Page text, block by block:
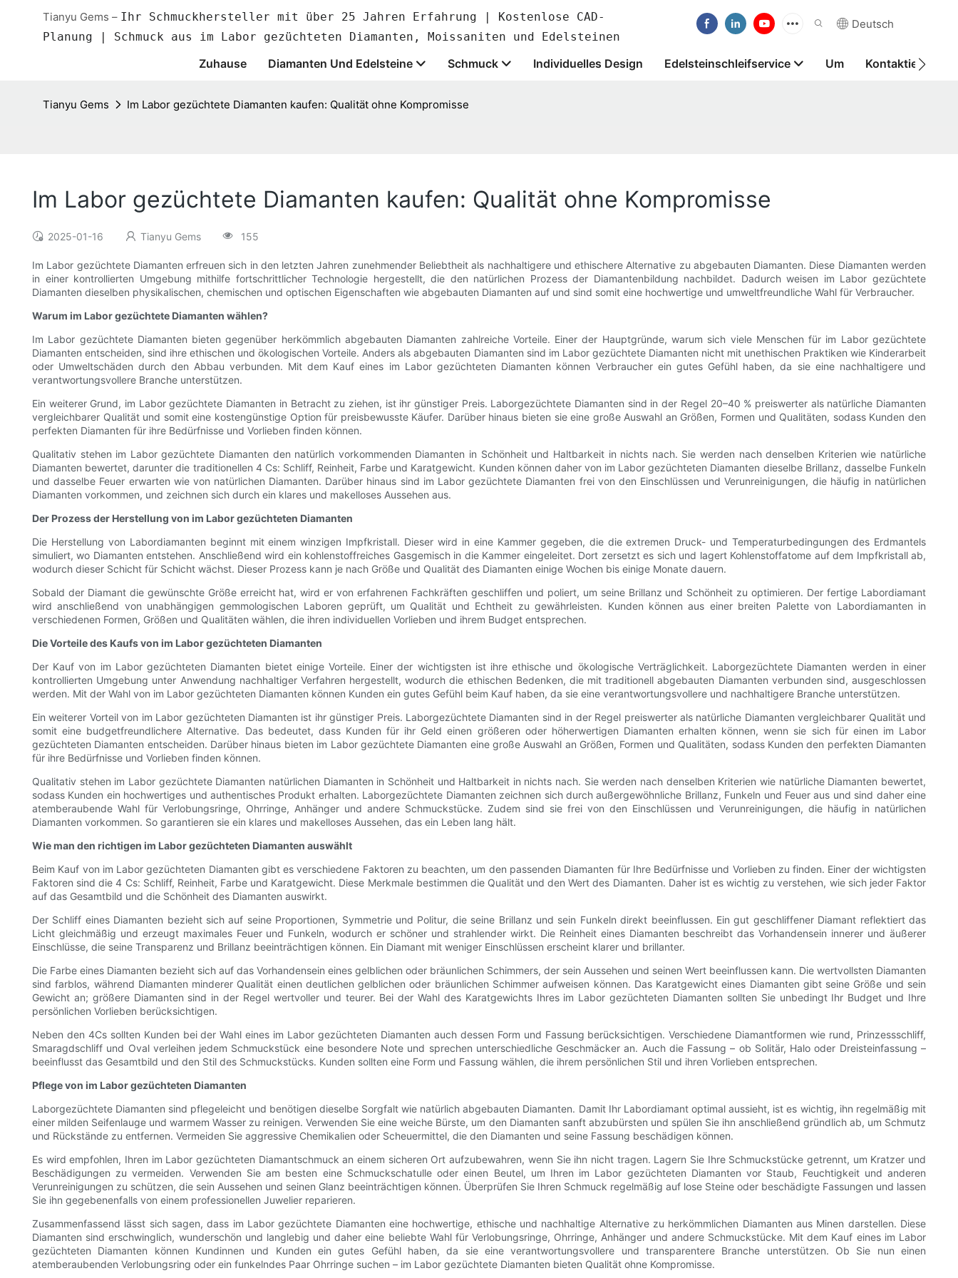
Tianyu Gems – Ihr Schmuckhersteller mit über 25 Jahren Erfahrung | Kostenlose CAD-
Planung | Schmuck aus im Labor gezüchteten Diamanten, Moissaniten und Edelsteinen
Deutsch
Zuhause Diamanten Und Edelsteine Schmuck Individuelles Design Edelsteinschleifservice Um Kontaktieren Sie
Tianyu Gems Im Labor gezüchtete Diamanten kaufen: Qualität ohne Kompromisse
Im Labor gezüchtete Diamanten kaufen: Qualität ohne Kompromisse
2025-01-16 Tianyu Gems 155
Im Labor gezüchtete Diamanten erfreuen sich in den letzten Jahren zunehmender Beliebtheit als nachhaltigere und ethischere Alternative zu abgebauten Diamanten. Diese Diamanten werden
in einer kontrollierten Umgebung mithilfe fortschrittlicher Technologie hergestellt, die den natürlichen Prozess der Diamantenbildung nachbildet. Dadurch weisen im Labor gezüchtete
Diamanten dieselben physikalischen, chemischen und optischen Eigenschaften wie abgebauten Diamanten auf und sind somit eine hochwertige und umweltfreundliche Wahl für Verbraucher.
Warum im Labor gezüchtete Diamanten wählen?
Im Labor gezüchtete Diamanten bieten gegenüber herkömmlich abgebauten Diamanten zahlreiche Vorteile. Einer der Hauptgründe, warum sich viele Menschen für im Labor gezüchtete
Diamanten entscheiden, sind ihre ethischen und ökologischen Vorteile. Anders als abgebauten Diamanten sind im Labor gezüchtete Diamanten nicht mit unethischen Praktiken wie Kinderarbeit
oder Umweltschäden durch den Abbau verbunden. Mit dem Kauf eines im Labor gezüchteten Diamanten können Verbraucher ein gutes Gefühl haben, da sie eine nachhaltigere und
verantwortungsvollere Branche unterstützen.
Ein weiterer Grund, im Labor gezüchtete Diamanten in Betracht zu ziehen, ist ihr günstiger Preis. Laborgezüchtete Diamanten sind in der Regel 20–40 % preiswerter als natürliche Diamanten
vergleichbarer Qualität und somit eine kostengünstige Option für preisbewusste Käufer. Darüber hinaus bieten sie eine große Auswahl an Größen, Formen und Qualitäten, sodass Kunden den
perfekten Diamanten für ihre Bedürfnisse und Vorlieben finden können.
Qualitativ stehen im Labor gezüchtete Diamanten den natürlich vorkommenden Diamanten in Schönheit und Haltbarkeit in nichts nach. Sie werden nach denselben Kriterien wie natürliche
Diamanten bewertet, darunter die traditionellen 4 Cs: Schliff, Reinheit, Farbe und Karatgewicht. Kunden können daher von im Labor gezüchteten Diamanten dieselbe Brillanz, dasselbe Funkeln
und dasselbe Feuer erwarten wie von natürlichen Diamanten. Darüber hinaus sind im Labor gezüchtete Diamanten frei von den Einschlüssen und Verunreinigungen, die häufig in natürlichen
Diamanten vorkommen, und zeichnen sich durch ein klares und makelloses Aussehen aus.
Der Prozess der Herstellung von im Labor gezüchteten Diamanten
Die Herstellung von Labordiamanten beginnt mit einem winzigen Impfkristall. Dieser wird in eine Kammer gegeben, die die extremen Druck- und Temperaturbedingungen des Erdmantels
simuliert, wo Diamanten entstehen. Anschließend wird ein kohlenstoffreiches Gasgemisch in die Kammer eingeleitet. Dort zersetzt es sich und lagert Kohlenstoffatome auf dem Impfkristall ab,
wodurch dieser Schicht für Schicht wächst. Dieser Prozess kann je nach Größe und Qualität des Diamanten einige Wochen bis einige Monate dauern.
Sobald der Diamant die gewünschte Größe erreicht hat, wird er von erfahrenen Fachkräften geschliffen und poliert, um seine Brillanz und Schönheit zu optimieren. Der fertige Labordiamant
wird anschließend von unabhängigen gemmologischen Laboren geprüft, um Qualität und Echtheit zu gewährleisten. Kunden können aus einer breiten Palette von Labordiamanten in
verschiedenen Formen, Größen und Qualitäten wählen, die ihren individuellen Vorlieben und ihrem Budget entsprechen.
Die Vorteile des Kaufs von im Labor gezüchteten Diamanten
Der Kauf von im Labor gezüchteten Diamanten bietet einige Vorteile. Einer der wichtigsten ist ihre ethische und ökologische Verträglichkeit. Laborgezüchtete Diamanten werden in einer
kontrollierten Umgebung unter Anwendung nachhaltiger Verfahren hergestellt, wodurch die ethischen Bedenken, die mit traditionell abgebauten Diamanten verbunden sind, ausgeschlossen
werden. Mit der Wahl von im Labor gezüchteten Diamanten können Kunden ein gutes Gefühl beim Kauf haben, da sie eine verantwortungsvollere und nachhaltigere Branche unterstützen.
Ein weiterer Vorteil von im Labor gezüchteten Diamanten ist ihr günstiger Preis. Laborgezüchtete Diamanten sind in der Regel preiswerter als natürliche Diamanten vergleichbarer Qualität und
somit eine budgetfreundlichere Alternative. Das bedeutet, dass Kunden für ihr Geld einen größeren oder höherwertigen Diamanten erhalten können, wenn sie sich für einen im Labor
gezüchteten Diamanten entscheiden. Darüber hinaus bieten im Labor gezüchtete Diamanten eine große Auswahl an Größen, Formen und Qualitäten, sodass Kunden den perfekten Diamanten
für ihre Bedürfnisse und Vorlieben finden können.
Qualitativ stehen im Labor gezüchtete Diamanten natürlichen Diamanten in Schönheit und Haltbarkeit in nichts nach. Sie werden nach denselben Kriterien wie natürliche Diamanten bewertet,
sodass Kunden ein hochwertiges und authentisches Produkt erhalten. Laborgezüchtete Diamanten zeichnen sich durch außergewöhnliche Brillanz, Funkeln und Feuer aus und sind daher eine
atemberaubende Wahl für Verlobungsringe, Ohrringe, Anhänger und andere Schmuckstücke. Zudem sind sie frei von den Einschlüssen und Verunreinigungen, die häufig in natürlichen
Diamanten vorkommen. So garantieren sie ein klares und makelloses Aussehen, das ein Leben lang hält.
Wie man den richtigen im Labor gezüchteten Diamanten auswählt
Beim Kauf von im Labor gezüchteten Diamanten gibt es verschiedene Faktoren zu beachten, um den passenden Diamanten für Ihre Bedürfnisse und Vorlieben zu finden. Einer der wichtigsten
Faktoren sind die 4 Cs: Schliff, Reinheit, Farbe und Karatgewicht. Diese Merkmale bestimmen die Qualität und den Wert des Diamanten. Daher ist es wichtig zu verstehen, wie sich jeder Faktor
auf das Gesamtbild und die Schönheit des Diamanten auswirkt.
Der Schliff eines Diamanten bezieht sich auf seine Proportionen, Symmetrie und Politur, die seine Brillanz und sein Funkeln direkt beeinflussen. Ein gut geschliffener Diamant reflektiert das
Licht gleichmäßig und erzeugt maximales Feuer und Funkeln, wodurch er schöner und strahlender wirkt. Die Reinheit eines Diamanten beschreibt das Vorhandensein innerer und äußerer
Einschlüsse, die seine Transparenz und Brillanz beeinträchtigen können. Ein Diamant mit weniger Einschlüssen erscheint klarer und brillanter.
Die Farbe eines Diamanten bezieht sich auf das Vorhandensein eines gelblichen oder bräunlichen Schimmers, der sein Aussehen und seinen Wert beeinflussen kann. Die wertvollsten Diamanten
sind farblos, während Diamanten minderer Qualität einen deutlichen gelblichen oder bräunlichen Schimmer aufweisen können. Das Karatgewicht eines Diamanten gibt seine Größe und sein
Gewicht an; größere Diamanten sind in der Regel wertvoller und teurer. Bei der Wahl des Karatgewichts Ihres im Labor gezüchteten Diamanten sollten Sie unbedingt Ihr Budget und Ihre
persönlichen Vorlieben berücksichtigen.
Neben den 4Cs sollten Kunden bei der Wahl eines im Labor gezüchteten Diamanten auch dessen Form und Fassung berücksichtigen. Verschiedene Diamantformen wie rund, Prinzessschliff,
Smaragdschliff und Oval verleihen jedem Schmuckstück eine besondere Note und sprechen unterschiedliche Geschmäcker an. Auch die Fassung – ob Solitär, Halo oder Dreisteinfassung –
beeinflusst das Gesamtbild und den Stil des Schmuckstücks. Kunden sollten eine Form und Fassung wählen, die ihrem persönlichen Stil und ihren Vorlieben entsprechen.
Pflege von im Labor gezüchteten Diamanten
Laborgezüchtete Diamanten sind pflegeleicht und benötigen dieselbe Sorgfalt wie natürlich abgebauten Diamanten. Damit Ihr Labordiamant optimal aussieht, ist es wichtig, ihn regelmäßig mit
einer milden Seifenlauge und warmem Wasser zu reinigen. Verwenden Sie eine weiche Bürste, um den Diamanten sanft abzubürsten und spülen Sie ihn anschließend gründlich ab, um Schmutz
und Rückstände zu entfernen. Vermeiden Sie aggressive Chemikalien oder Scheuermittel, die den Diamanten und seine Fassung beschädigen können.
Es wird empfohlen, Ihren im Labor gezüchteten Diamantschmuck an einem sicheren Ort aufzubewahren, wenn Sie ihn nicht tragen. Lagern Sie Ihre Schmuckstücke getrennt, um Kratzer und
Beschädigungen zu vermeiden. Verwenden Sie am besten eine Schmuckschatulle oder einen Beutel, um Ihren im Labor gezüchteten Diamanten vor Staub, Feuchtigkeit und anderen
Verunreinigungen zu schützen, die sein Aussehen und seinen Glanz beeinträchtigen können. Überprüfen Sie Ihren Schmuck regelmäßig auf lose Steine ​​oder beschädigte Fassungen und lassen
Sie ihn gegebenenfalls von einem professionellen Juwelier reparieren.
Zusammenfassend lässt sich sagen, dass im Labor gezüchtete Diamanten eine hochwertige, ethische und nachhaltige Alternative zu herkömmlichen Diamanten aus Minen darstellen. Diese
Diamanten sind erschwinglich, wunderschön und langlebig und daher eine beliebte Wahl für Verlobungsringe, Ohrringe, Anhänger und andere Schmuckstücke. Mit dem Kauf eines im Labor
gezüchteten Diamanten können Kundinnen und Kunden ein gutes Gefühl haben, da sie eine verantwortungsvollere und transparentere Branche unterstützen. Ob Sie nun einen
atemberaubenden Verlobungsring oder ein funkelndes Paar Ohrringe suchen – im Labor gezüchtete Diamanten bieten Qualität ohne Kompromisse.